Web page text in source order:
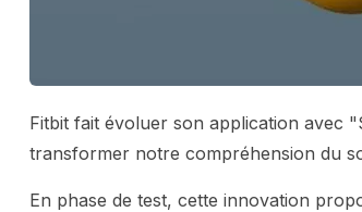
Fitbit fait évoluer son application avec
transformer notre compréhension du
En phase de test, cette innovation